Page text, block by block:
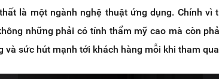
là một ngành nghệ thuật ứng dụng. Chính vì
những phải có tính thẩm mỹ cao mà còn
và sức hút mạnh tới khách hàng mỗi khi tham